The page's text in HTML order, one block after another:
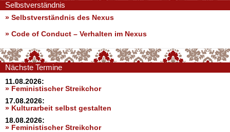
Selbstverständnis
» Selbstverständnis des Nexus
» Code of Conduct – Verhalten im Nexus
Nächste Termine
11.08.2026:
» Feministischer Streikchor
17.08.2026:
» Kulturarbeit selbst gestalten
18.08.2026:
» Feministischer Streikchor